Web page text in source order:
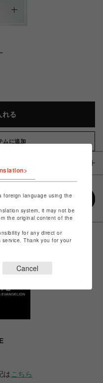
れる
ムに追加
は こちら
foreign language using the
system, it may not be
the original content of the
for any direct or
Thank you for your
Cancel